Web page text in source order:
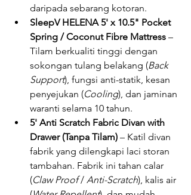
daripada sebarang kotoran.
SleepV HELENA 5' x 10.5" Pocket
Spring / Coconut Fibre Mattress –
Tilam berkualiti tinggi dengan
sokongan tulang belakang (Back
Support), fungsi anti-statik, kesan
penyejukan (Cooling), dan jaminan
waranti selama 10 tahun.
5' Anti Scratch Fabric Divan with
Drawer (Tanpa Tilam) – Katil divan
fabrik yang dilengkapi laci storan
tambahan. Fabrik ini tahan calar
(Claw Proof / Anti-Scratch), kalis air